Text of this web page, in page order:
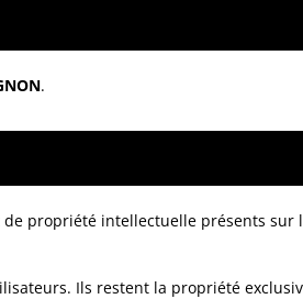
.
propriété intellectuelle présents sur
Ils restent la propriété